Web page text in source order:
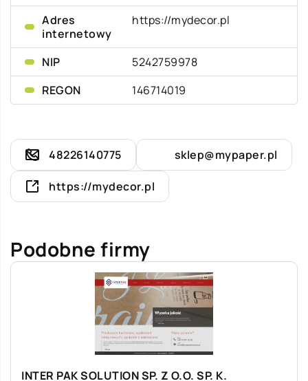
Adres
internetowy
https://mydecor.pl
NIP
5242759978
REGON
146714019
48226140775 sklep@mypaper.pl
https://mydecor.pl
Podobne firmy
INTER PAK SOLUTION SP. Z O.O. SP. K.